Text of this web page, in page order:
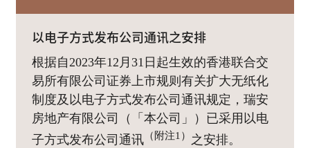
以电子方式发布公司通讯之安排
根据自2023年12月31日起生效的香港联合交
易所有限公司证券上市规则有关扩大无纸化
制度及以电子方式发布公司通讯规定，瑞安
房地产有限公司（「本公司」）已采用以电
子方式发布公司通讯 （附注1） 之安排。